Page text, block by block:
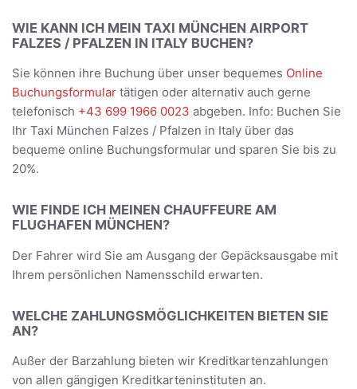
WIE KANN ICH MEIN TAXI MÜNCHEN AIRPORT
FALZES / PFALZEN IN ITALY BUCHEN?
Sie können ihre Buchung über unser bequemes Online
Buchungsformular tätigen oder alternativ auch gerne
telefonisch +43 699 1966 0023 abgeben. Info: Buchen Sie
Ihr Taxi München Falzes / Pfalzen in Italy über das
bequeme online Buchungsformular und sparen Sie bis zu
20%.
WIE FINDE ICH MEINEN CHAUFFEURE AM
FLUGHAFEN MÜNCHEN?
Der Fahrer wird Sie am Ausgang der Gepäcksausgabe mit
Ihrem persönlichen Namensschild erwarten.
WELCHE ZAHLUNGSMÖGLICHKEITEN BIETEN SIE
AN?
Außer der Barzahlung bieten wir Kreditkartenzahlungen
von allen gängigen Kreditkarteninstituten an.